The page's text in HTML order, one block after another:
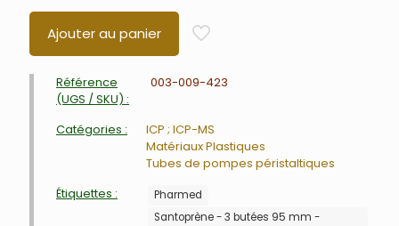
Ajouter au panier
Référence
(UGS / SKU) :
003-009-423
Catégories :
ICP ; ICP-MS
Matériaux Plastiques
Tubes de pompes péristaltiques
Étiquettes :
Pharmed
Santoprène - 3 butées 95 mm -